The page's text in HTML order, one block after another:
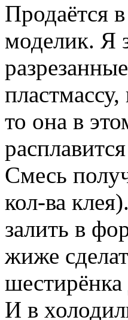
Продаётся
моделик. Я
то она в
Смесь
кол-ва
залить в
жиже
И в